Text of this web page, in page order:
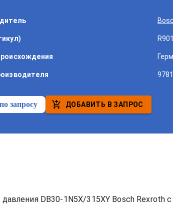
по запросу ДОБАВИТЬ В ЗАПРОС
DB30-1N5X/315XY Bosch Rexroth